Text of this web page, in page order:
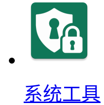
系统工具